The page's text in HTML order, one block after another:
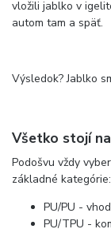
vložili jablko v
autom tam a späť.
Výsledok? Jablko
Všetko stojí
Podošvu vždy
základné kategórie:
PU/PU -
PU/TPU -